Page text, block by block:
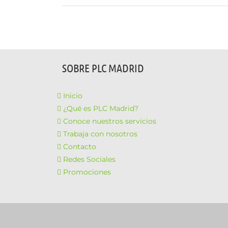
SOBRE PLC MADRID
Inicio
¿Qué es PLC Madrid?
Conoce nuestros servicios
Trabaja con nosotros
Contacto
Redes Sociales
Promociones